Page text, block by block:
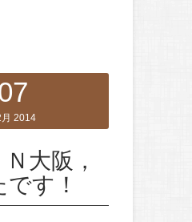
月 2014
大阪，
す！